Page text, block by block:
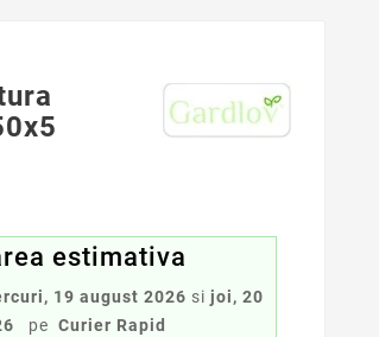
estimativa
19 august 2026 si joi, 20
pe Curier Rapid